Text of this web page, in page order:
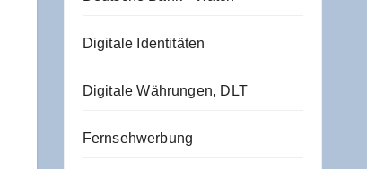
Digitale Identitäten
Digitale Währungen, DLT
Fernsehwerbung